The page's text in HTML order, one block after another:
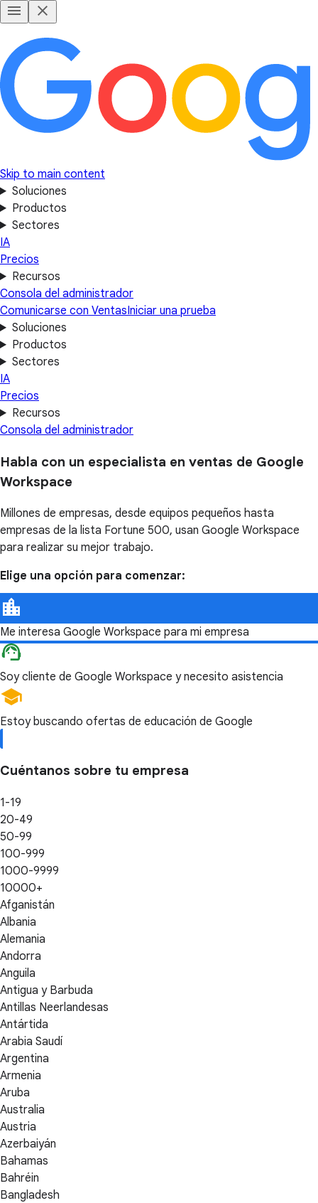
Skip to main content
Soluciones
Productos
Sectores
IA
Precios
Recursos
Consola del administrador
Comunicarse con VentasIniciar una prueba
Soluciones
Productos
Sectores
IA
Precios
Recursos
Consola del administrador
Habla con un especialista en ventas de Google
Workspace
Millones de empresas, desde equipos pequeños hasta
empresas de la lista Fortune 500, usan Google Workspace
para realizar su mejor trabajo.
Elige una opción para comenzar:
Me interesa Google Workspace para mi empresa
Soy cliente de Google Workspace y necesito asistencia
Estoy buscando ofertas de educación de Google
Cuéntanos sobre tu empresa
1-19
20-49
50-99
100-999
1000-9999
10000+
Afganistán
Albania
Alemania
Andorra
Anguila
Antigua y Barbuda
Antillas Neerlandesas
Antártida
Arabia Saudí
Argentina
Armenia
Aruba
Australia
Austria
Azerbaiyán
Bahamas
Bahréin
Bangladesh